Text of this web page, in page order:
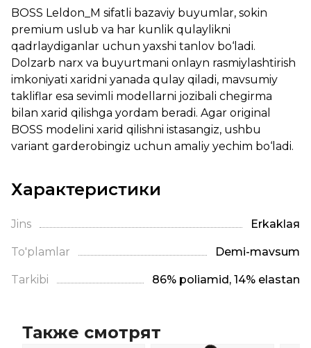
BOSS Leldon_M sifatli bazaviy buyumlar, sokin
premium uslub va har kunlik qulaylikni
qadrlaydiganlar uchun yaxshi tanlov bo‘ladi.
Dolzarb narx va buyurtmani onlayn rasmiylashtirish
imkoniyati xaridni yanada qulay qiladi, mavsumiy
takliflar esa sevimli modellarni jozibali chegirma
bilan xarid qilishga yordam beradi. Agar original
BOSS modelini xarid qilishni istasangiz, ushbu
variant garderobingiz uchun amaliy yechim bo‘ladi.
Характеристики
Jins Erkaklая
To'plamlar Demi-mavsum
Tarkibi 86% poliamid, 14% elastan
Также смотрят